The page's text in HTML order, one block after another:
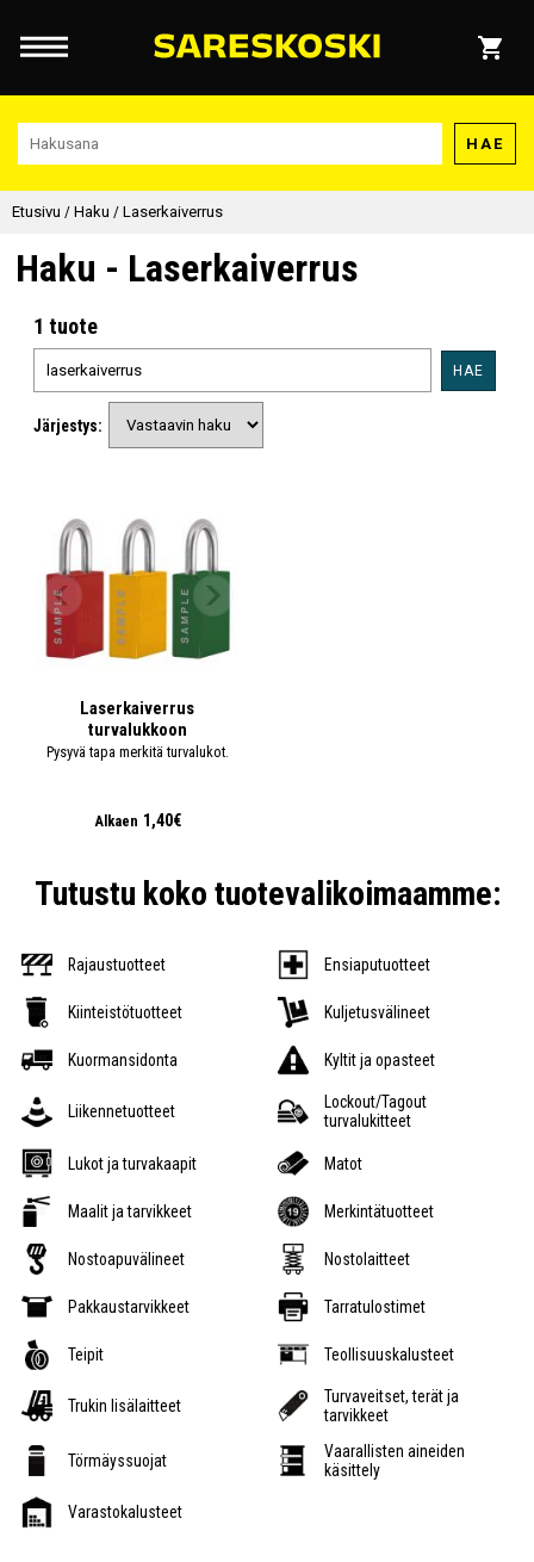
HAE
Etusivu / Haku / Laserkaiverrus
Haku - Laserkaiverrus
1 tuote
HAE
Järjestys:
Laserkaiverrus
turvalukkoon
Pysyvä tapa merkitä turvalukot.
Alkaen 1,40€
Tutustu koko tuotevalikoimaamme:
Rajaustuotteet Ensiaputuotteet
Kiinteistötuotteet Kuljetusvälineet
Kuormansidonta Kyltit ja opasteet
Liikennetuotteet
Lockout/Tagout
turvalukitteet
Lukot ja turvakaapit Matot
Maalit ja tarvikkeet Merkintätuotteet
Nostoapuvälineet Nostolaitteet
Pakkaustarvikkeet Tarratulostimet
Teipit Teollisuuskalusteet
Trukin lisälaitteet
Turvaveitset, terät ja
tarvikkeet
Törmäyssuojat
Vaarallisten aineiden
käsittely
Varastokalusteet